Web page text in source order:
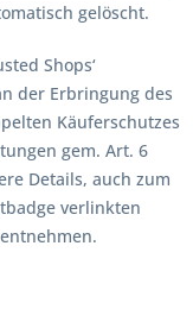
gelöscht.
Shops‘
der Erbringung des
Käuferschutzes
gem. Art. 6
Details, auch zum
verlinkten